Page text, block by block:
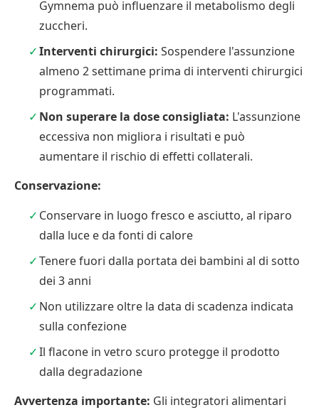
Gymnema può influenzare il metabolismo degli
zuccheri.
Interventi chirurgici: Sospendere l'assunzione
almeno 2 settimane prima di interventi chirurgici
programmati.
Non superare la dose consigliata: L'assunzione
eccessiva non migliora i risultati e può
aumentare il rischio di effetti collaterali.
Conservazione:
Conservare in luogo fresco e asciutto, al riparo
dalla luce e da fonti di calore
Tenere fuori dalla portata dei bambini al di sotto
dei 3 anni
Non utilizzare oltre la data di scadenza indicata
sulla confezione
Il flacone in vetro scuro protegge il prodotto
dalla degradazione
Avvertenza importante: Gli integratori alimentari